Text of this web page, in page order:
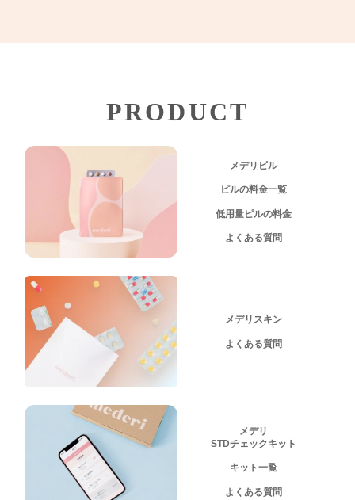
PRODUCT
メデリピル
ピルの料金一覧
低用量ピルの料金
よくある質問
メデリスキン
よくある質問
メデリ
STDチェックキット
キット一覧
よくある質問